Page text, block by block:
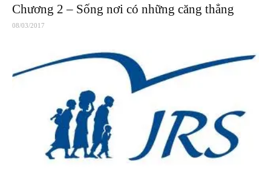
Chương 2 – Sống nơi có những căng thẳng
08/03/2017